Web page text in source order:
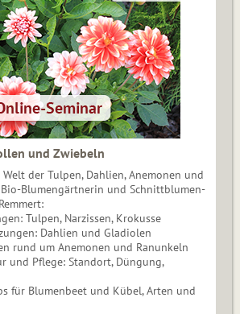
und Zwiebeln
der Tulpen, Dahlien, Anemonen und
Blumengärtnerin und Schnittblumen-
Tulpen, Narzissen, Krokusse
Dahlien und Gladiolen
rund um Anemonen und Ranunkeln
und Pflege: Standort, Düngung,
für Blumenbeet und Kübel, Arten und